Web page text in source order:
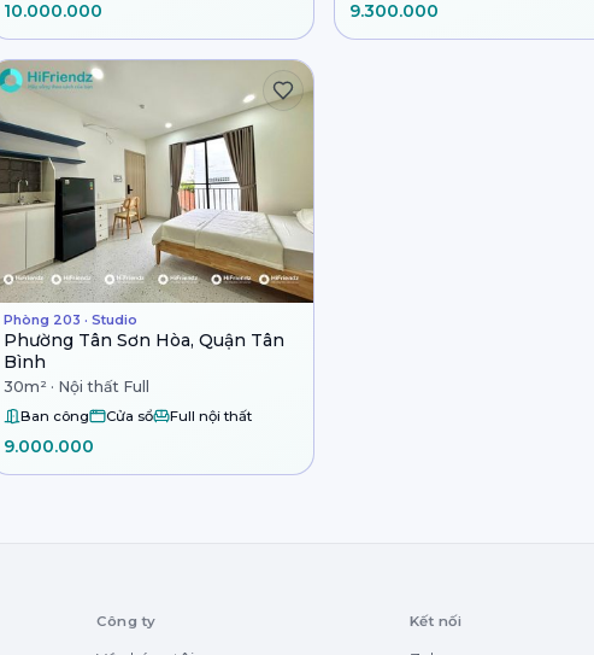
10.000.000 9.300.000
Phòng 203 · Studio
Phường Tân Sơn Hòa, Quận Tân
Bình
30m² · Nội thất Full
Ban công Cửa sổ Full nội thất
9.000.000
Công ty Kết nối